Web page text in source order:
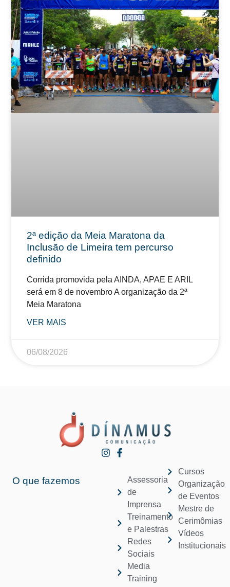
2ª edição da Meia Maratona da
Inclusão de Limeira tem percurso
definido
Corrida promovida pela AINDA, APAE E ARIL
será em 8 de novembro A organização da 2ª
Meia Maratona
VER MAIS
06/08/2026
O que fazemos
Assessoria
de
Imprensa
Treinamento
e Palestras
Redes
Sociais
Media
Training
Cursos
Organização
de Eventos
Mestre de
Cerimômias
Vídeos
Institucionais